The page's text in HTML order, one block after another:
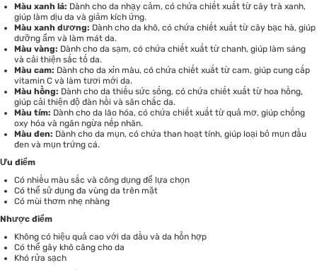
Màu xanh lá: Dành cho da nhạy cảm, có chứa chiết xuất từ cây trà xanh,
giúp làm dịu da và giảm kích ứng.
Màu xanh dương: Dành cho da khô, có chứa chiết xuất từ cây bạc hà, giúp
dưỡng ẩm và làm mát da.
Màu vàng: Dành cho da sạm, có chứa chiết xuất từ chanh, giúp làm sáng
và cải thiện sắc tố da.
Màu cam: Dành cho da xỉn màu, có chứa chiết xuất từ cam, giúp cung cấp
vitamin C và làm tươi mới da.
Màu hồng: Dành cho da thiếu sức sống, có chứa chiết xuất từ hoa hồng,
giúp cải thiện độ đàn hồi và săn chắc da.
Màu tím: Dành cho da lão hóa, có chứa chiết xuất từ quả mơ, giúp chống
oxy hóa và ngăn ngừa nếp nhăn.
Màu đen: Dành cho da mụn, có chứa than hoạt tính, giúp loại bỏ mụn đầu
đen và mụn trứng cá.
Ưu điểm
Có nhiều màu sắc và công dụng để lựa chọn
Có thể sử dụng đa vùng da trên mặt
Có mùi thơm nhẹ nhàng
Nhược điểm
Không có hiệu quả cao với da dầu và da hỗn hợp
Có thể gây khô căng cho da
Khó rửa sạch